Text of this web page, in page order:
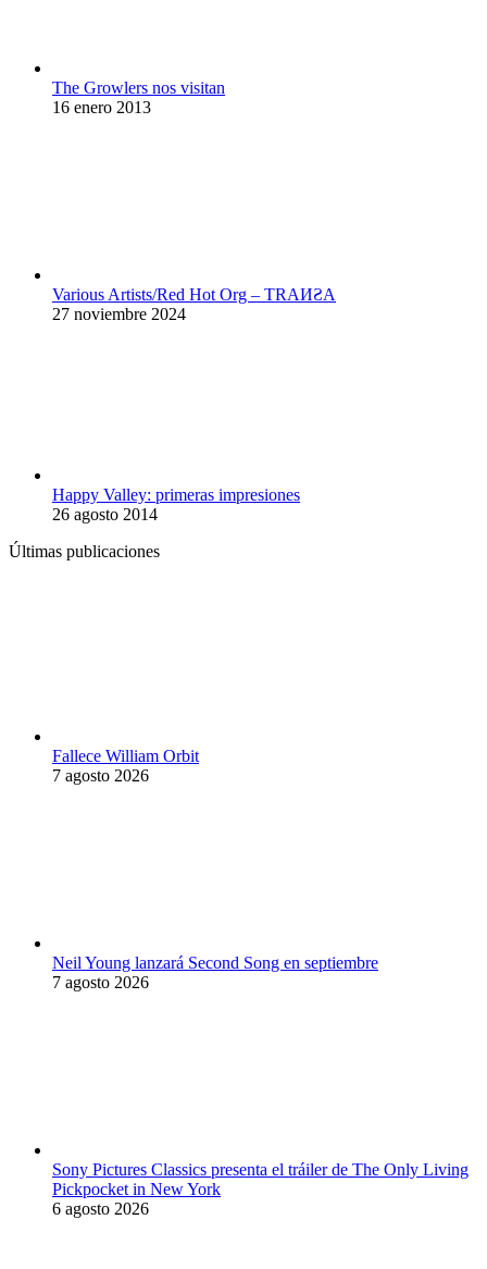
The Growlers nos visitan
16 enero 2013
Various Artists/Red Hot Org – TRA​И​Ƨ​A
27 noviembre 2024
Happy Valley: primeras impresiones
26 agosto 2014
Últimas publicaciones
Fallece William Orbit
7 agosto 2026
Neil Young lanzará Second Song en septiembre
7 agosto 2026
Sony Pictures Classics presenta el tráiler de The Only Living
Pickpocket in New York
6 agosto 2026